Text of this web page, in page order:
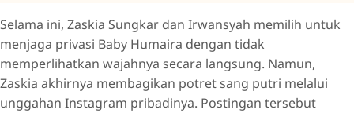
Selama ini, Zaskia Sungkar dan Irwansyah memilih untuk
menjaga privasi Baby Humaira dengan tidak
memperlihatkan wajahnya secara langsung. Namun,
Zaskia akhirnya membagikan potret sang putri melalui
unggahan Instagram pribadinya. Postingan tersebut